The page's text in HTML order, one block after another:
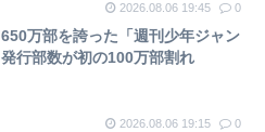
2026.08.06 19:45 0
万部を誇った「週刊少年ジャン
行部数が初の100万部割れ
2026.08.06 19:15 0